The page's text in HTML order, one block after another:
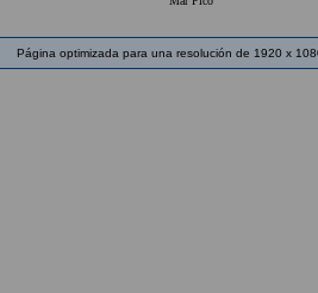
Página optimizada para una resolución de 1920 x